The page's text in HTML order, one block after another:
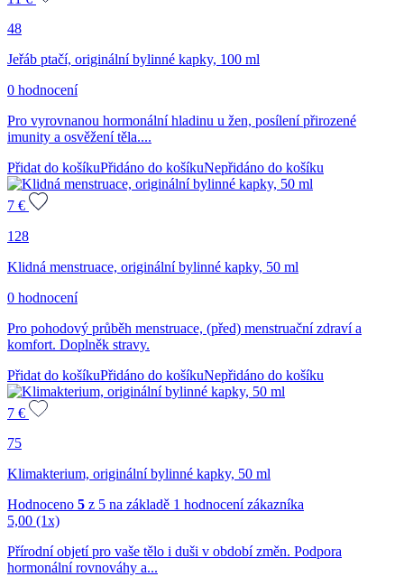
48
Jeřáb ptačí, originální bylinné kapky, 100 ml
0 hodnocení
Pro vyrovnanou hormonální hladinu u žen, posílení přirozené
imunity a osvěžení těla....
Přidat do košíkuPřidáno do košíkuNepřidáno do košíku
7 €
128
Klidná menstruace, originální bylinné kapky, 50 ml
0 hodnocení
Pro pohodový průběh menstruace, (před) menstruační zdraví a
komfort. Doplněk stravy.
Přidat do košíkuPřidáno do košíkuNepřidáno do košíku
7 €
75
Klimakterium, originální bylinné kapky, 50 ml
Hodnoceno 5 z 5 na základě 1 hodnocení zákazníka
5,00 (1x)
Přírodní objetí pro vaše tělo i duši v období změn. Podpora
hormonální rovnováhy a...